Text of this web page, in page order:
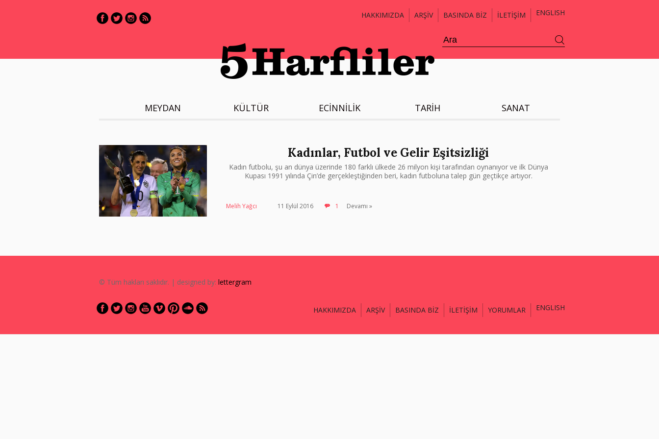
HAKKIMIZDA ARŞİV BASINDA BİZ İLETİŞİM ENGLISH
MEYDAN KÜLTÜR ECİNNİLİK TARİH SANAT
Kadınlar, Futbol ve Gelir Eşitsizliği
Kadın futbolu, şu an dünya üzerinde 180 farklı ülkede 26 milyon kişi tarafından oynanıyor ve ilk Dünya
Kupası 1991 yılında Çin’de gerçekleştiğinden beri, kadın futboluna talep gün geçtikçe artıyor.
Melih Yağcı 11 Eylül 2016 1 Devamı »
© Tüm hakları saklıdır. | designed by: lettergram
HAKKIMIZDA ARŞİV BASINDA BİZ İLETİŞİM YORUMLAR ENGLISH